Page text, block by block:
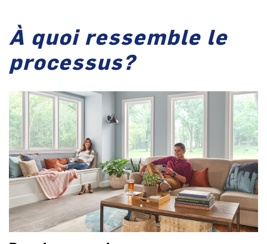
À quoi ressemble le
processus?